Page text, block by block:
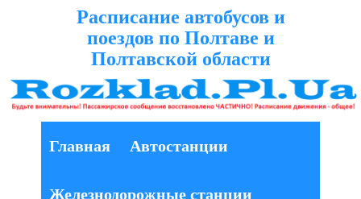
Расписание автобусов и
поездов по Полтаве и
Полтавской области
Главная Автостанции
Железнодорожные станции